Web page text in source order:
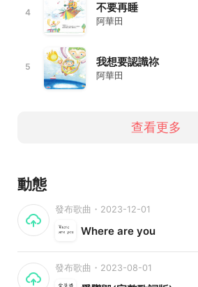
4 不要再睡
阿華田
5 我想要認識祢
阿華田
查看更多
動態
發布歌曲・2023-12-01
Where are you
發布歌曲・2023-08-01